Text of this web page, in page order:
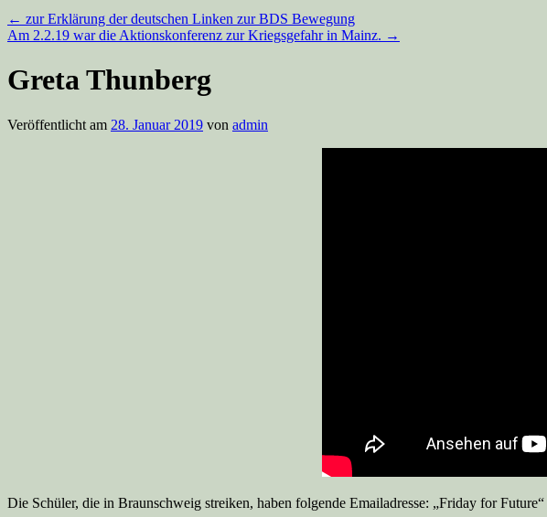
← zur Erklärung der deutschen Linken zur BDS Bewegung
Am 2.2.19 war die Aktionskonferenz zur Kriegsgefahr in Mainz. →
Greta Thunberg
Veröffentlicht am 28. Januar 2019 von admin
Die Schüler, die in Braunschweig streiken, haben folgende Emailadresse: „Friday for Future“